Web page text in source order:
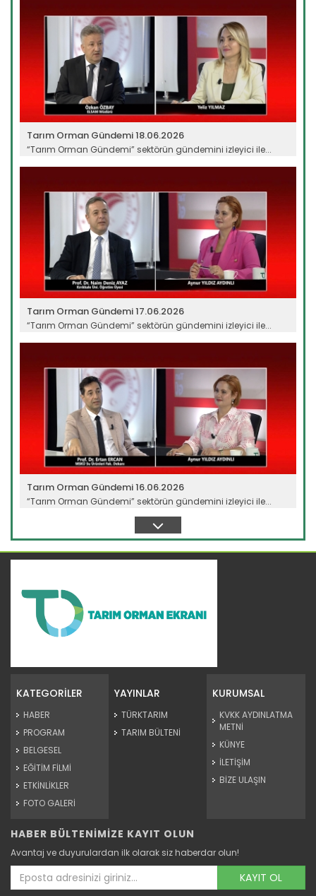
Tarım Orman Gündemi 18.06.2026
“Tarım Orman Gündemi” sektörün gündemini izleyici ile...
Devamını Oku ->
Tarım Orman Gündemi 17.06.2026
“Tarım Orman Gündemi” sektörün gündemini izleyici ile...
Devamını Oku ->
Tarım Orman Gündemi 16.06.2026
“Tarım Orman Gündemi” sektörün gündemini izleyici ile...
Devamını Oku ->
Tarım Orman Gündemi 12.06.2026
“Tarım Orman Gündemi” sektörün gündemini izleyici ile...
Devamını Oku ->
KATEGORİLER
HABER
PROGRAM
BELGESEL
EĞİTİM FİLMİ
ETKİNLİKLER
FOTO GALERİ
YAYINLAR
TÜRKTARIM
TARIM BÜLTENİ
KURUMSAL
KVKK AYDINLATMA
METNİ
KÜNYE
İLETİŞİM
BİZE ULAŞIN
HABER BÜLTENİMİZE KAYIT OLUN
Avantaj ve duyurulardan ilk olarak siz haberdar olun!
KAYIT OL